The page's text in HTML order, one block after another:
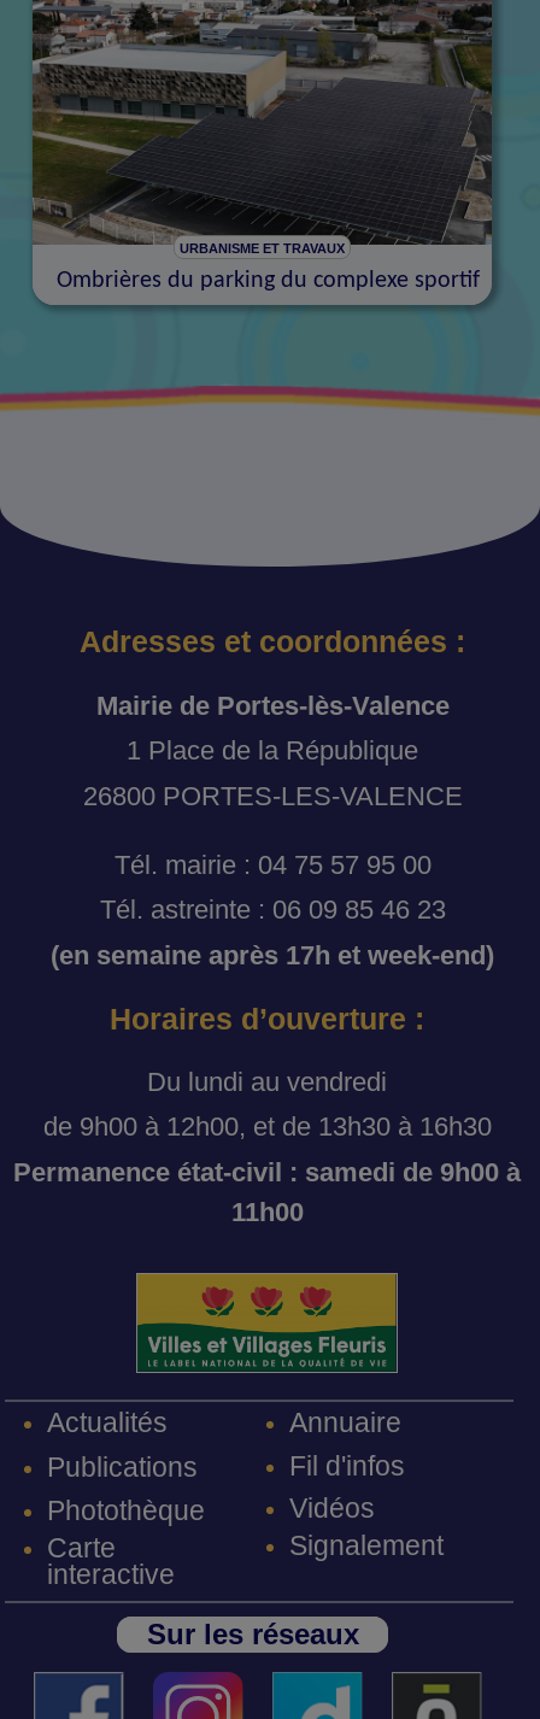
URBANISME ET TRAVAUX
Ombrières du parking du complexe sportif
Adresses et coordonnées :
Mairie de Portes-lès-Valence
1 Place de la République
26800 PORTES-LES-VALENCE
Tél. mairie : 04 75 57 95 00
Tél. astreinte : 06 09 85 46 23
(en semaine après 17h et week-end)
Horaires d’ouverture :
Du lundi au vendredi
de 9h00 à 12h00, et de 13h30 à 16h30
Permanence état-civil : samedi de 9h00 à
11h00
Actualités
Publications
Photothèque
Carte
interactive
Annuaire
Fil d'infos
Vidéos
Signalement
Sur les réseaux